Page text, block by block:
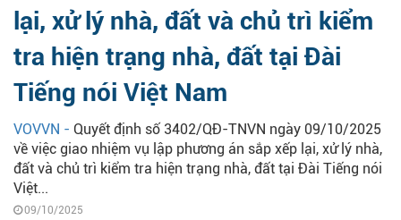
lại, xử lý nhà, đất và chủ trì kiểm
tra hiện trạng nhà, đất tại Đài
Tiếng nói Việt Nam
VOVVN - Quyết định số 3402/QĐ-TNVN ngày 09/10/2025
về việc giao nhiệm vụ lập phương án sắp xếp lại, xử lý nhà,
đất và chủ trì kiểm tra hiện trạng nhà, đất tại Đài Tiếng nói
Việt...
09/10/2025